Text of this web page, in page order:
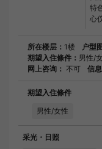
特
心
所在楼层： 1楼 户型
期望入住條件： 男性/
网上咨询： 不可 信
期望入住條件
男性/女性
采光・日照